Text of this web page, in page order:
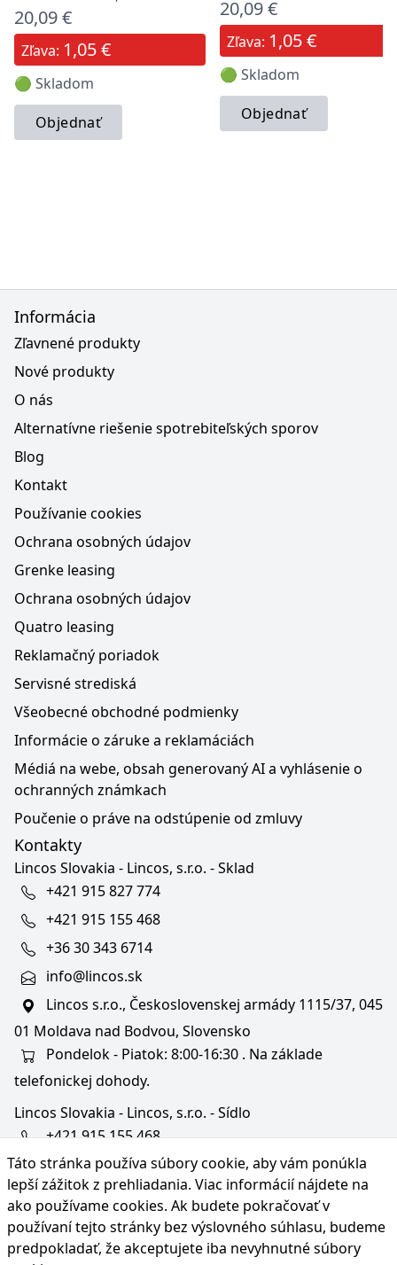
20,09 €
Zľava: 1,05 €
🟢 Skladom
Objednať
20,09 €
Zľava: 1,05 €
🟢 Skladom
Objednať
Táto stránka používa súbory cookie, aby vám ponúkla
lepší zážitok z prehliadania. Viac informácií nájdete na
ako používame cookies. Ak budete pokračovať v
používaní tejto stránky bez výslovného súhlasu, budeme
predpokladať, že akceptujete iba nevyhnutné súbory
Informácia
Zľavnené produkty
Nové produkty
O nás
Alternatívne riešenie spotrebiteľských sporov
Blog
Kontakt
Používanie cookies
Ochrana osobných údajov
Grenke leasing
Ochrana osobných údajov
Quatro leasing
Reklamačný poriadok
Servisné strediská
Všeobecné obchodné podmienky
Informácie o záruke a reklamáciách
Médiá na webe, obsah generovaný AI a vyhlásenie o
ochranných známkach
Poučenie o práve na odstúpenie od zmluvy
Kontakty
Lincos Slovakia - Lincos, s.r.o. - Sklad
+421 915 827 774
+421 915 155 468
+36 30 343 6714
info@lincos.sk
Lincos s.r.o., Československej armády 1115/37, 045
01 Moldava nad Bodvou, Slovensko
Pondelok - Piatok: 8:00-16:30 . Na základe
telefonickej dohody.
Lincos Slovakia - Lincos, s.r.o. - Sídlo
+421 915 155 468
+36/30 343 6714
bratislava@lincos.sk
Lincos s.r.o., Rustaveliho 4, 831 06 Bratislava - m. č.
Rača, Slovensko